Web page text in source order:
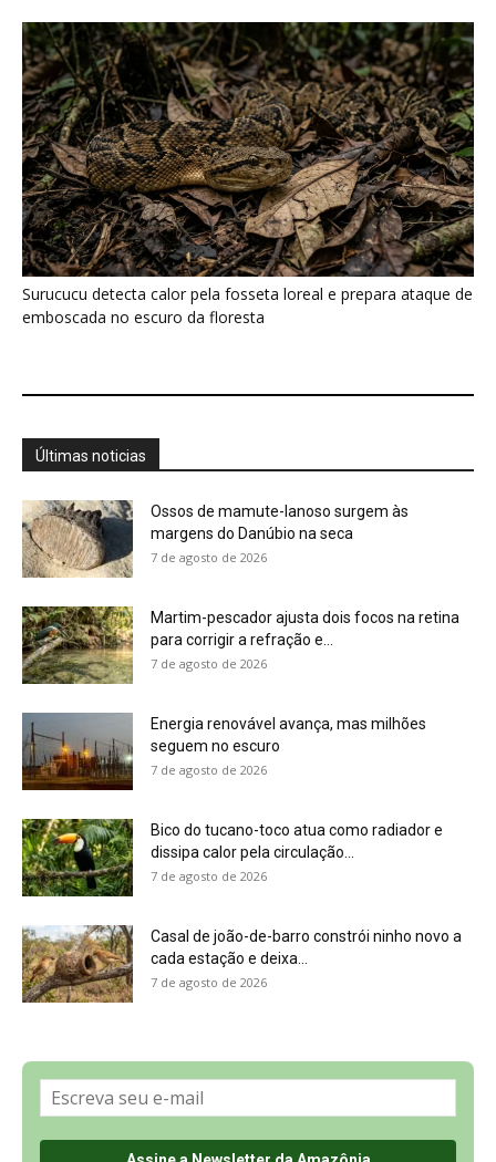
Últimas noticias
Ossos de mamute-lanoso surgem às
margens do Danúbio na seca
7 de agosto de 2026
Martim-pescador ajusta dois focos na retina
para corrigir a refração e...
7 de agosto de 2026
Bico do tucano-toco atua como radiador e
7 de agosto de 2026
7 de agosto de 2026
Política de Privacidade, LGPD e RGPD
Últimas Notícias
🌎 Español
©